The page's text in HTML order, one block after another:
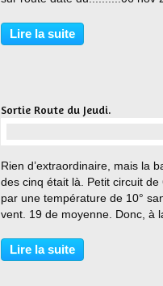
beau soleil, j’avais envie de
de l’altitude. Verney,...
Lire la suite
Sortie Route du Jeudi.
Rien d’extraordinaire, mais la
des cinq était là. Petit circuit de
par une température de 10°
vent. 19 de moyenne. Donc, à
peu de grimpette tout de même).
Circuit habituel. Vers le Péage de
Lire la suite